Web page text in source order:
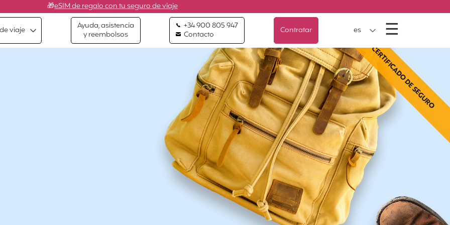
🎁eSIM de regalo con tu seguro de viaje
viaje
Ayuda, asistencia
y reembolsos
+34 900 805 947
Contacto
Contratar es ☰
CERTIFICADO DE SEGURO